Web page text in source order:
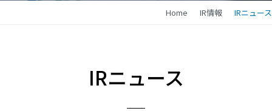
Home IR情報 IRニュース
IRニュース